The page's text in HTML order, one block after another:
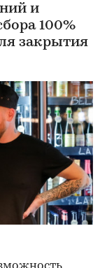
и
100%
закрытия